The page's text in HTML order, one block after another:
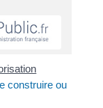
construire ou